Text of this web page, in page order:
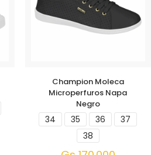
Champion Moleca
Microperfuros Napa
Negro
34 35 36
37
38